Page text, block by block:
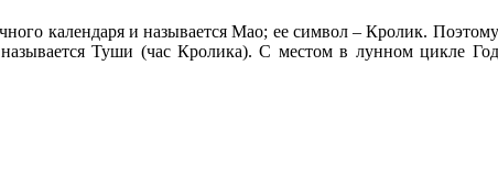
календаря и называется Мао; ее символ – Кролик.
Туши (час Кролика). С местом в лунном цикле